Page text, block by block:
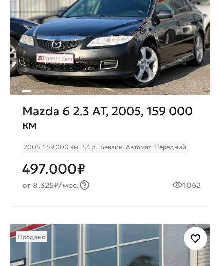
Mazda 6 2.3 AT, 2005, 159 000
км
2005 159 000 км 2.3 л. Бензин Автомат Передний
497.000₽
от 8.325₽/мес. 1062
Продано